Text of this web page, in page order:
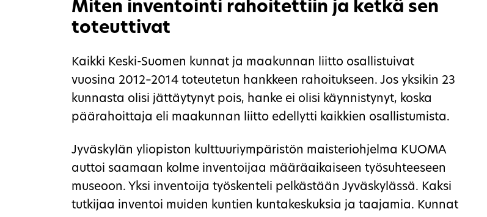
Miten inventointi rahoitettiin ja ketkä sen
toteuttivat
Kaikki Keski-Suomen kunnat ja maakunnan liitto osallistuivat
vuosina 2012–2014 toteutetun hankkeen rahoitukseen. Jos yksikin 23
kunnasta olisi jättäytynyt pois, hanke ei olisi käynnistynyt, koska
päärahoittaja eli maakunnan liitto edellytti kaikkien osallistumista.
Jyväskylän yliopiston kulttuuriympäristön maisteriohjelma KUOMA
auttoi saamaan kolme inventoijaa määräaikaiseen työsuhteeseen
museoon. Yksi inventoija työskenteli pelkästään Jyväskylässä. Kaksi
tutkijaa inventoi muiden kuntien kuntakeskuksia ja taajamia. Kunnat